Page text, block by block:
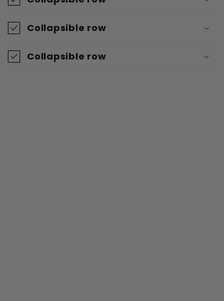
Collapsible row
Collapsible row